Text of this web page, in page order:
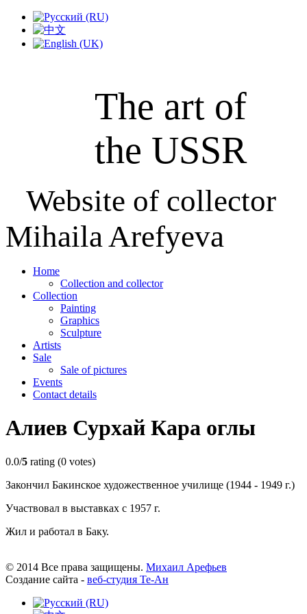
The art of
the USSR
Website of collector
Mihaila Arefyeva
Home
Collection and collector
Collection
Painting
Graphics
Sculpture
Artists
Sale
Sale of pictures
Events
Contact details
Алиев Сурхай Кара оглы
0.0/5 rating (0 votes)
Закончил Бакинское художественное училище (1944 - 1949 г.)
Участвовал в выставках с 1957 г.
Жил и работал в Баку.
© 2014 Все права защищены. Михаил Арефьев
Создание сайта - веб-студия Те-Ан